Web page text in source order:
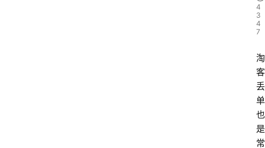
4
3
4
7
淘
客
丢
单
也
是
常